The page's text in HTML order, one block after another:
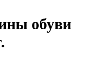
обуви